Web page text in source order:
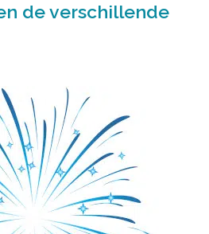
de verschillende